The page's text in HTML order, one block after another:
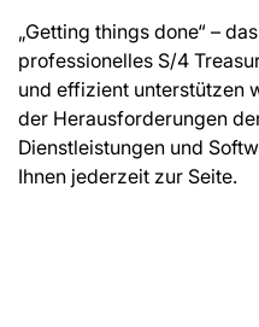
„Getting things done“ –
professionelles S/4
und effizient unterstützen
der Herausforderungen
Dienstleistungen und
Ihnen jederzeit zur Seite.